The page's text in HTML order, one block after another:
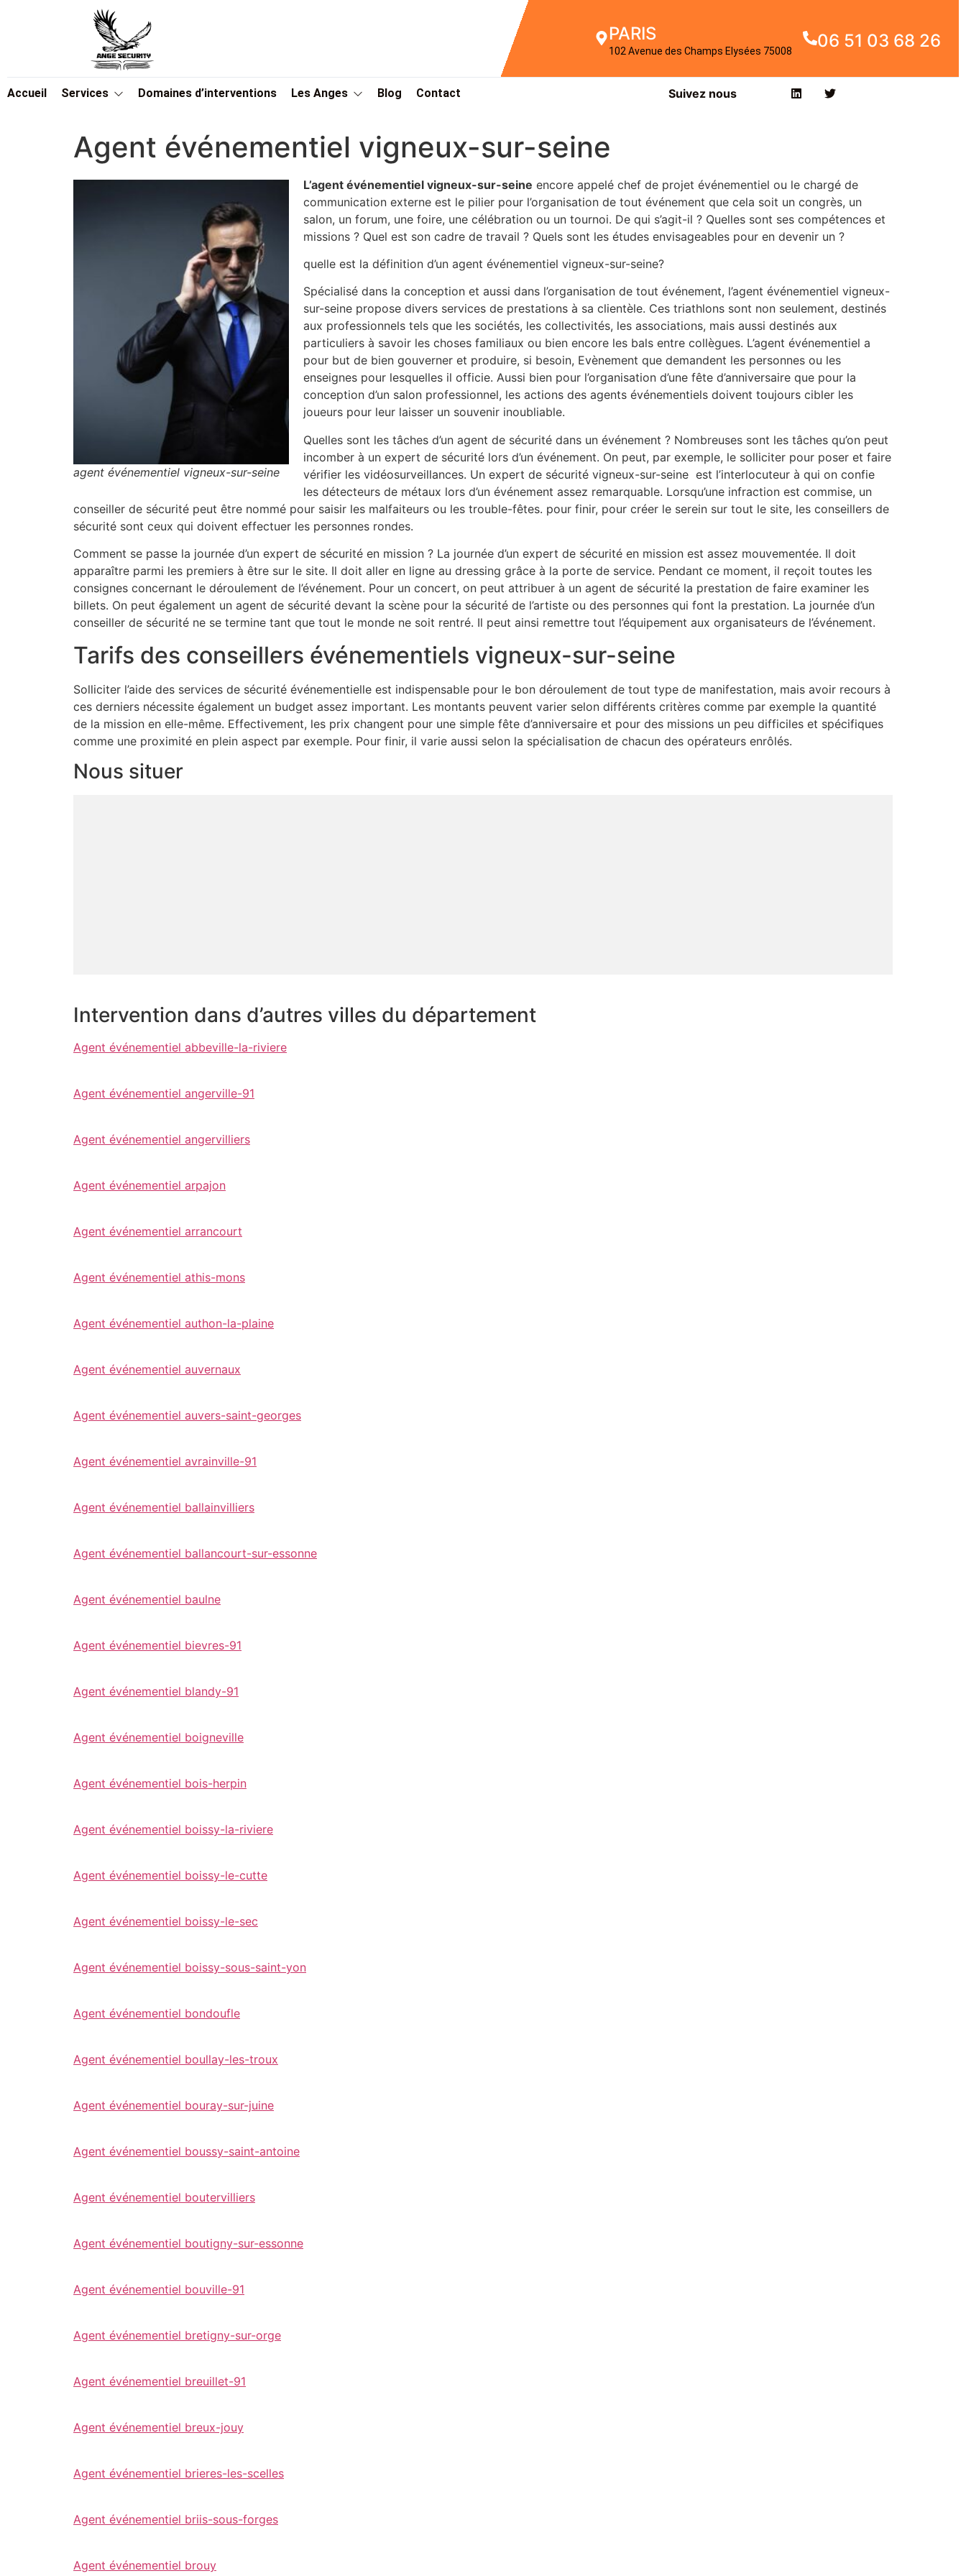
PARIS
102 Avenue des Champs Elysées 75008 06 51 03 68 26
Accueil Services Domaines d’interventions Les Anges Blog Contact Suivez nous
Agent événementiel vigneux-sur-seine
agent événementiel vigneux-sur-seine
L’agent événementiel vigneux-sur-seine encore appelé chef de projet événementiel ou le chargé de
communication externe est le pilier pour l’organisation de tout événement que cela soit un congrès, un
salon, un forum, une foire, une célébration ou un tournoi. De qui s’agit-il ? Quelles sont ses compétences et
missions ? Quel est son cadre de travail ? Quels sont les études envisageables pour en devenir un ?
quelle est la définition d’un agent événementiel vigneux-sur-seine?
Spécialisé dans la conception et aussi dans l’organisation de tout événement, l’agent événementiel vigneux-
sur-seine propose divers services de prestations à sa clientèle. Ces triathlons sont non seulement, destinés
aux professionnels tels que les sociétés, les collectivités, les associations, mais aussi destinés aux
particuliers à savoir les choses familiaux ou bien encore les bals entre collègues. L’agent événementiel a
pour but de bien gouverner et produire, si besoin, Evènement que demandent les personnes ou les
enseignes pour lesquelles il officie. Aussi bien pour l’organisation d’une fête d’anniversaire que pour la
conception d’un salon professionnel, les actions des agents événementiels doivent toujours cibler les
joueurs pour leur laisser un souvenir inoubliable.
Quelles sont les tâches d’un agent de sécurité dans un événement ? Nombreuses sont les tâches qu’on peut
incomber à un expert de sécurité lors d’un événement. On peut, par exemple, le solliciter pour poser et faire
vérifier les vidéosurveillances. Un expert de sécurité vigneux-sur-seine est l’interlocuteur à qui on confie
les détecteurs de métaux lors d’un événement assez remarquable. Lorsqu’une infraction est commise, un
conseiller de sécurité peut être nommé pour saisir les malfaiteurs ou les trouble-fêtes. pour finir, pour créer le serein sur tout le site, les conseillers de
sécurité sont ceux qui doivent effectuer les personnes rondes.
Comment se passe la journée d’un expert de sécurité en mission ? La journée d’un expert de sécurité en mission est assez mouvementée. Il doit
apparaître parmi les premiers à être sur le site. Il doit aller en ligne au dressing grâce à la porte de service. Pendant ce moment, il reçoit toutes les
consignes concernant le déroulement de l’événement. Pour un concert, on peut attribuer à un agent de sécurité la prestation de faire examiner les
billets. On peut également un agent de sécurité devant la scène pour la sécurité de l’artiste ou des personnes qui font la prestation. La journée d’un
conseiller de sécurité ne se termine tant que tout le monde ne soit rentré. Il peut ainsi remettre tout l’équipement aux organisateurs de l’événement.
Tarifs des conseillers événementiels vigneux-sur-seine
Solliciter l’aide des services de sécurité événementielle est indispensable pour le bon déroulement de tout type de manifestation, mais avoir recours à
ces derniers nécessite également un budget assez important. Les montants peuvent varier selon différents critères comme par exemple la quantité
de la mission en elle-même. Effectivement, les prix changent pour une simple fête d’anniversaire et pour des missions un peu difficiles et spécifiques
comme une proximité en plein aspect par exemple. Pour finir, il varie aussi selon la spécialisation de chacun des opérateurs enrôlés.
Nous situer
Intervention dans d’autres villes du département
Agent événementiel abbeville-la-riviere
Agent événementiel angerville-91
Agent événementiel angervilliers
Agent événementiel arpajon
Agent événementiel arrancourt
Agent événementiel athis-mons
Agent événementiel authon-la-plaine
Agent événementiel auvernaux
Agent événementiel auvers-saint-georges
Agent événementiel avrainville-91
Agent événementiel ballainvilliers
Agent événementiel ballancourt-sur-essonne
Agent événementiel baulne
Agent événementiel bievres-91
Agent événementiel blandy-91
Agent événementiel boigneville
Agent événementiel bois-herpin
Agent événementiel boissy-la-riviere
Agent événementiel boissy-le-cutte
Agent événementiel boissy-le-sec
Agent événementiel boissy-sous-saint-yon
Agent événementiel bondoufle
Agent événementiel boullay-les-troux
Agent événementiel bouray-sur-juine
Agent événementiel boussy-saint-antoine
Agent événementiel boutervilliers
Agent événementiel boutigny-sur-essonne
Agent événementiel bouville-91
Agent événementiel bretigny-sur-orge
Agent événementiel breuillet-91
Agent événementiel breux-jouy
Agent événementiel brieres-les-scelles
Agent événementiel briis-sous-forges
Agent événementiel brouy